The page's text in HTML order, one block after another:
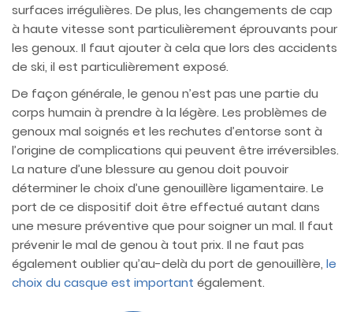
surfaces irrégulières. De plus, les changements de cap
à haute vitesse sont particulièrement éprouvants pour
les genoux. Il faut ajouter à cela que lors des accidents
de ski, il est particulièrement exposé.
De façon générale, le genou n’est pas une partie du
corps humain à prendre à la légère. Les problèmes de
genoux mal soignés et les rechutes d’entorse sont à
l’origine de complications qui peuvent être irréversibles.
La nature d’une blessure au genou doit pouvoir
déterminer le choix d’une genouillère ligamentaire. Le
port de ce dispositif doit être effectué autant dans
une mesure préventive que pour soigner un mal. Il faut
prévenir le mal de genou à tout prix. Il ne faut pas
également oublier qu’au-delà du port de genouillère, le
choix du casque est important également.